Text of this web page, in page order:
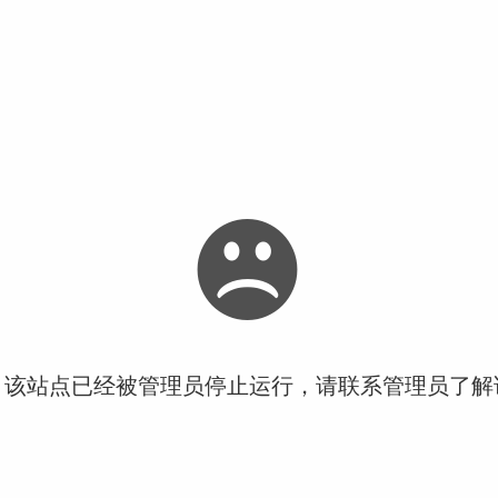
站点已经被管理员停止运行，请联系管理员了